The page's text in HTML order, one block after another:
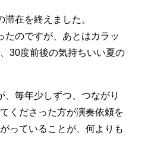
在を終えました。
たのですが、あとはカラッ
30度前後の気持ちいい夏の
、毎年少しずつ、つながり
くださった方が演奏依頼を
っていることが、何よりも